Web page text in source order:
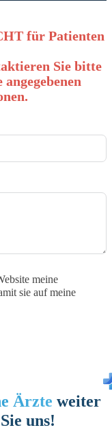
für Patienten
Sie bitte
meine
sie auf meine
Ärzte weiter
uns!